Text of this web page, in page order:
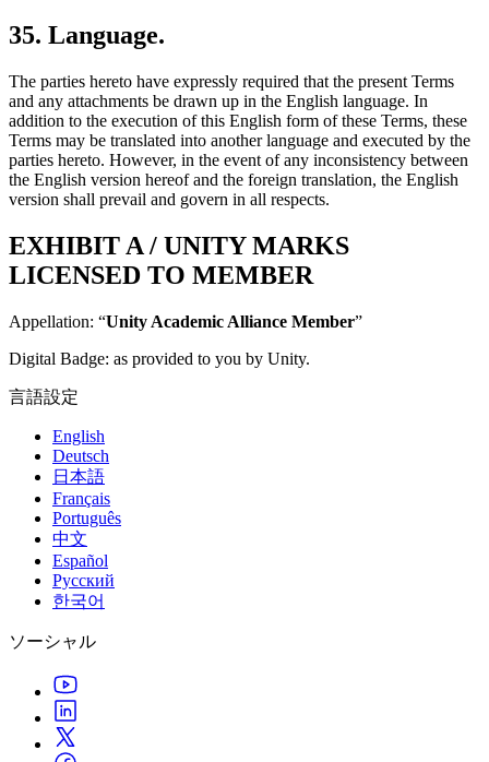
35. Language.
The parties hereto have expressly required that the present Terms
and any attachments be drawn up in the English language. In
addition to the execution of this English form of these Terms, these
Terms may be translated into another language and executed by the
parties hereto. However, in the event of any inconsistency between
the English version hereof and the foreign translation, the English
version shall prevail and govern in all respects.
EXHIBIT A / UNITY MARKS
LICENSED TO MEMBER
Appellation: “Unity Academic Alliance Member”
Digital Badge: as provided to you by Unity.
言語設定
English
Deutsch
日本語
Français
Português
中文
Español
Русский
한국어
ソーシャル